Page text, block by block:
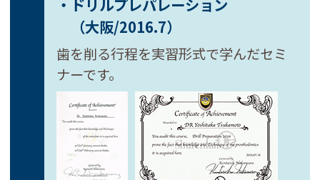
（大阪/2016.7）
歯を削る行程を実習形式で学んだセミ
ナーです。